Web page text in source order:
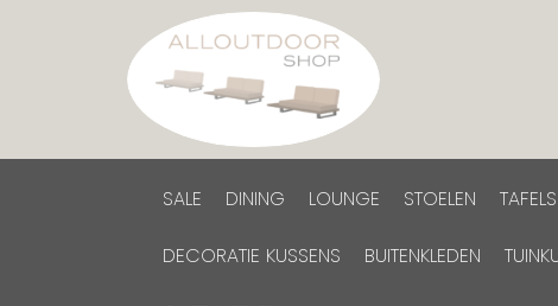
SALE DINING LOUNGE STOELEN TAFELS
DECORATIE KUSSENS BUITENKLEDEN